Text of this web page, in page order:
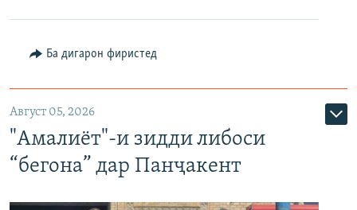
Ба дигарон фиристед
Август 05, 2026
"Амалиёт"-и зидди либоси
“бегона” дар Панҷакент